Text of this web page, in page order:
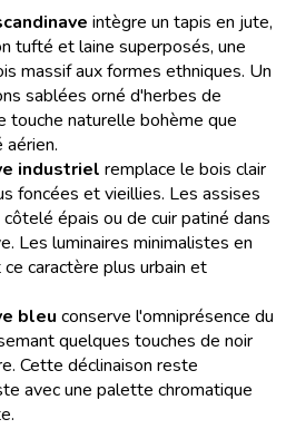
intègre un tapis en jute,
tufté et laine superposés, une
massif aux formes ethniques. Un
sablées orné d'herbes de
touche naturelle bohème que
industriel remplace le bois clair
foncées et vieillies. Les assises
épais ou de cuir patiné dans
Les luminaires minimalistes en
caractère plus urbain et
bleu conserve l'omniprésence du
quelques touches de noir
Cette déclinaison reste
avec une palette chromatique